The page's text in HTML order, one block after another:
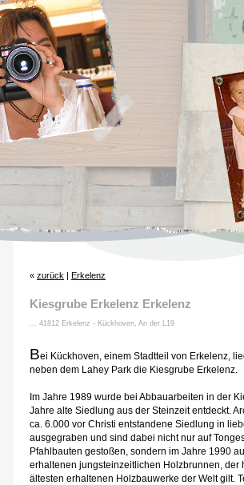
« zurück | Erkelenz
Kiesgrube Erkelenz Erkelenz
... 41812 Erkelenz - Kückhoven, An der L19
Bei Kückhoven, einem Stadtteil von Erkelenz,
neben dem Lahey Park die Kiesgrube Erkelenz.
Im Jahre 1989 wurde bei Abbauarbeiten in der
Jahre alte Siedlung aus der Steinzeit entdeckt.
ca. 6.000 vor Christi entstandene Siedlung in
ausgegraben und sind dabei nicht nur auf
Pfahlbauten gestoßen, sondern im Jahre 1990
erhaltenen jungsteinzeitlichen Holzbrunnen, der
ältesten erhaltenen Holzbauwerke der Welt gilt.